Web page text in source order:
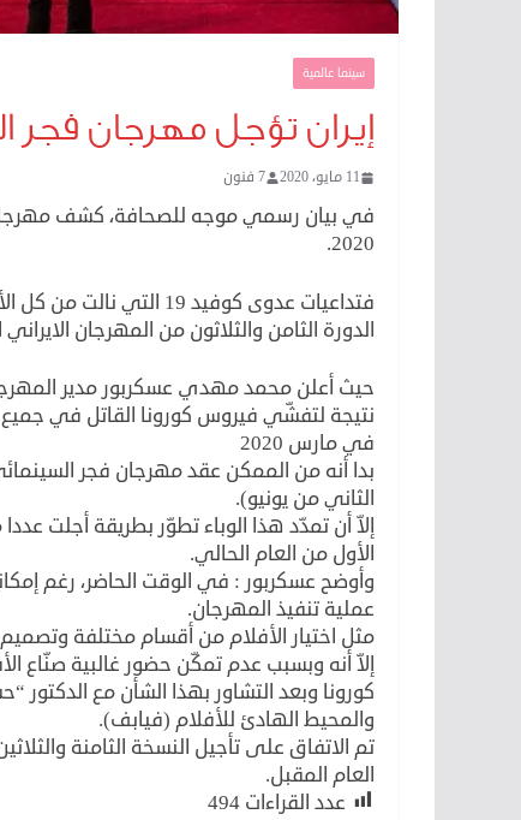
سينما عالمية
إيران تؤجل مهرجان فجر
11 مايو، 2020 7 فنون
في بيان رسمي موجه للصحافة، كشف مهرجان
2020.
فتداعيات عدوى كوفيد 19
الدورة الثامن والثلاثون من المهرجان
حيث أعلن محمد مهدي عسكربور مدير
نتيجة لتفشّي فيروس كورونا القاتل في جميع
في مارس 2020
بدا أنه من الممكن عقد مهرجان فجر
الثاني من يونيو).
إلاّ أن تمدّد هذا الوباء تطوّر بطريقة أجلت
الأول من العام الحالي.
وأوضح عسكربور : في الوقت الحاضر، رغم
عملية تنفيذ المهرجان.
مثل اختيار الأفلام من أقسام مختلفة
إلاّ أنه وبسبب عدم تمكّن حضور غالبية صنّاع
كورونا وبعد التشاور بهذا الشأن مع
والمحيط الهادئ للأفلام (فيابف).
تم الاتفاق على تأجيل النسخة الثامنة
العام المقبل.
عدد القراءات 494